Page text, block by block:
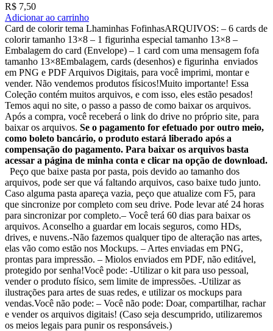
R$ 7,50
Adicionar ao carrinho
Card de colorir tema Lhaminhas FofinhasARQUIVOS: – 6 cards de
colorir tamanho 13×8 – ⁠1 figurinha especial tamanho 13×8 –
⁠Embalagem do card (Envelope) – ⁠1 card com uma mensagem fofa
tamanho 13×8Embalagem, cards (desenhos) e figurinha enviados
em PNG e PDF Arquivos Digitais, para você imprimi, montar e
vender. Não vendemos produtos físicos!Muito importante! Essa
Coleção contém muitos arquivos, e com isso, eles estão pesados!
Temos aqui no site, o passo a passo de como baixar os arquivos.
Após a compra, você receberá o link do drive no próprio site, para
baixar os arquivos. Se o pagamento for efetuado por outro meio,
como boleto bancário, o produto estará liberado após a
compensação do pagamento. Para baixar os arquivos basta
acessar a página de minha conta e clicar na opção de download.
Peço que baixe pasta por pasta, pois devido ao tamanho dos
arquivos, pode ser que vá faltando arquivos, caso baixe tudo junto.
Caso alguma pasta apareça vazia, peço que atualize com F5, para
que sincronize por completo com seu drive. Pode levar até 24 horas
para sincronizar por completo.– Você terá 60 dias para baixar os
arquivos. Aconselho a guardar em locais seguros, como HDs,
drives, e nuvens.-Não fazemos qualquer tipo de alteração nas artes,
elas vão como estão nos Mockups. – Artes enviadas em PNG,
prontas para impressão. – Miolos enviados em PDF, não editável,
protegido por senha!Você pode: -Utilizar o kit para uso pessoal,
vender o produto físico, sem limite de impressões. -Utilizar as
ilustrações para artes de suas redes, e utilizar os mockups para
vendas.Você não pode: – Você não pode: Doar, compartilhar, rachar
e vender os arquivos digitais! (Caso seja descumprido, utilizaremos
os meios legais para punir os responsáveis.)